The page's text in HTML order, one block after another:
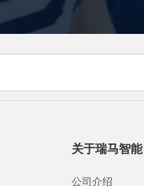
关于瑞马智能
公司介绍